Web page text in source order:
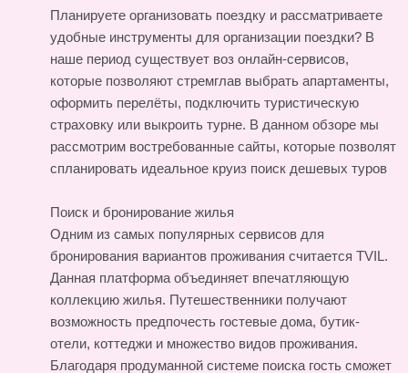
Планируете организовать поездку и рассматриваете
удобные инструменты для организации поездки? В
наше период существует воз онлайн-сервисов,
которые позволяют стремглав выбрать апартаменты,
оформить перелёты, подключить туристическую
страховку или выкроить турне. В данном обзоре мы
рассмотрим востребованные сайты, которые позволят
спланировать идеальное круиз поиск дешевых туров
Поиск и бронирование жилья
Одним из самых популярных сервисов для
бронирования вариантов проживания считается TVIL.
Данная платформа объединяет впечатляющую
коллекцию жилья. Путешественники получают
возможность предпочесть гостевые дома, бутик-
отели, коттеджи и множество видов проживания.
Благодаря продуманной системе поиска гость сможет